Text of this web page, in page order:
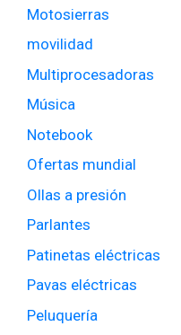
Motosierras
movilidad
Multiprocesadoras
Música
Notebook
Ofertas mundial
Ollas a presión
Parlantes
Patinetas eléctricas
Pavas eléctricas
Peluquería